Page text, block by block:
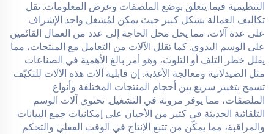
التنظيمية فيما يتعلق بوضع الملصقات وعرض المعلومات. تقل
تكاليف العمالة بشكل كبير حيث يمكن لمُشغل واحد الإشراف
على عدة آلات، مما يحل محل الحاجة إلى عدد من العمال القائمين
على الوسم اليدوي. كما تقلل الآلات من التعامل مع المنتجات، مما
يقلل خطر التلف أو التلوث، وهو أمر بالغ الأهمية في الصناعات
مثل الصيدلانية ومعالجة الأغذية. إن قابلية آلات هذه الآلات للتكيّف
تسمح بتغيير سريع بين أحجام المنتجات المختلفة وأنواع
الملصقات، مما يوفر مرونة في التشغيل. تحتوي آلات الوسم
التلقائية الحديثة في كثير من الأحيان على إمكانيات جمع البيانات
والمراقبة، مما يمكّن من تتبع الإنتاج في الوقت الفعلي والتحكم